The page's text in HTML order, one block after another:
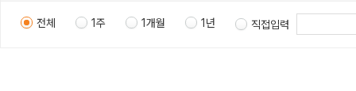
전체 1주 1개월 1년 직접입력